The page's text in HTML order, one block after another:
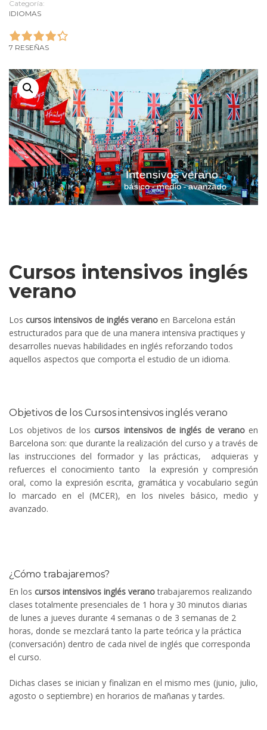
Categoría:
IDIOMAS
7 RESEÑAS
Cursos intensivos inglés
verano
Los cursos intensivos de inglés verano en Barcelona están
estructurados para que de una manera intensiva practiques y
desarrolles nuevas habilidades en inglés reforzando todos
aquellos aspectos que comporta el estudio de un idioma.
Objetivos de los Cursos intensivos inglés verano
Los objetivos de loscursos intensivos de inglés de verano en
Barcelona son: que durante la realización del curso y a través de
las instrucciones del formador y las prácticas, adquieras y
refuerces el conocimiento tanto la expresión y compresión
oral, como la expresión escrita, gramática y vocabulario según
lo marcado en el (MCER), en los niveles básico, medio y
avanzado.
¿Cómo trabajaremos?
En los cursos intensivos inglés veranotrabajaremos realizando
clases totalmente presenciales de 1 hora y 30 minutos diarias
de lunes a jueves durante 4 semanas o de 3 semanas de 2
horas, donde se mezclará tanto la parte teórica y la práctica
(conversación) dentro de cada nivel de inglés que corresponda
el curso.
Dichas clases se inician y finalizan en el mismo mes (junio, julio,
agosto o septiembre) en horarios de mañanas y tardes.